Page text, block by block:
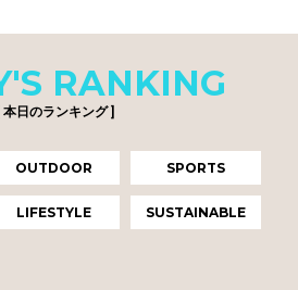
RANKING
本日のランキング ]
OUTDOOR SPORTS
LIFESTYLE SUSTAINABLE